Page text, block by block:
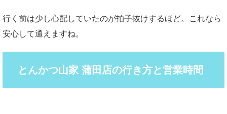
行く前は少し心配していたのが拍子抜けするほど。これなら
安心して通えますね。
とんかつ山家 蒲田店の行き方と営業時間